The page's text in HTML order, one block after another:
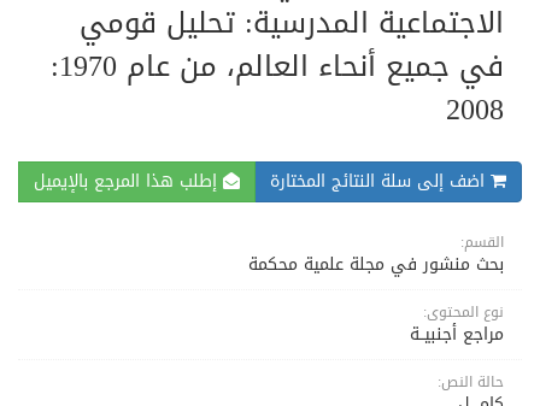
الاجتماعية المدرسية: تحليل قومي
في جميع أنحاء العالم، من عام 1970:
2008
اضف إلى سلة النتائج المختارة إطلب هذا المرجع بالإيميل
القسم:
بحث منشور في مجلة علمية محكمة
نوع المحتوى:
مراجع أجنبيــة
حالة النص: